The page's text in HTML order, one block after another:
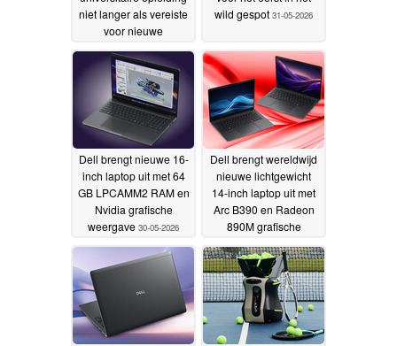
niet langer als vereiste
voor nieuwe
focus binnen de AI-
sector verschuift naar
creativiteit09-07-2026
wild gespot 31-05-2026
Dell brengt nieuwe 16-
inch laptop uit met 64
GB LPCAMM2 RAM en
Nvidia grafische
weergave 30-05-2026
Dell brengt wereldwijd
nieuwe lichtgewicht
14-inch laptop uit met
Arc B390 en Radeon
890M grafische
30-05-2026